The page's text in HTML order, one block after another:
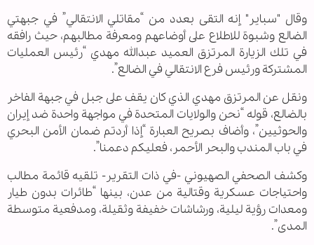
وقال "سباير" إنه التقى بعدد من “مقاتلي الانتقالي” في جبهتي
الضالع وشبوة للاطلاع على أوضاعهم ومعرفة مطالبهم، حيث رافقه
في تلك الزيارة المرتزق العميد عبدالله مهدي “رئيس العمليات
المشتركة ورئيس فرع الانتقالي في الضالع”.
ونقل عن المرتزق مهدي الذي كان يقف على جبل في جبهة الفاخر
بالضالع، قوله “نحن والولايات المتحدة في مواجهة واحدة ضد إيران
والحوثيين”، وأضاف بصريح العبارة “إذا أردتم ضمان الأمن البحري
في باب المندب والبحر الأحمر، فعليكم دعمنا”.
وكشف الصحفي الصهيوني -في ذات التقرير- تلقيه قائمة مطالب
واحتياجات عسكرية وقتالية من عدن، بينها “طائرات بدون طيار
ومعدات رؤية ليلية، ورشاشات خفيفة وثقيلة، ومدفعية متوسطة
المدى”.